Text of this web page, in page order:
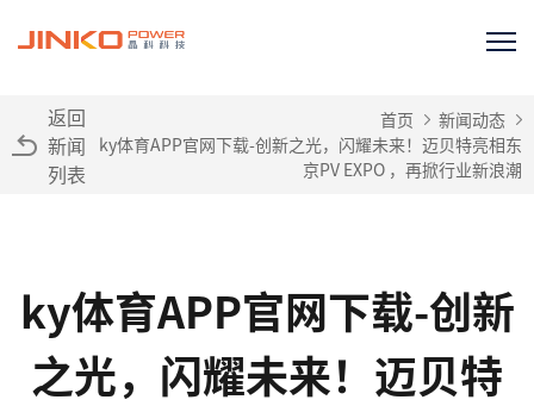
返回
新闻
列表
首页
新闻动态
ky体育APP官网下载-创新之光，闪耀未来！迈贝特亮相东
京PV EXPO ，再掀行业新浪潮
ky体育APP官网下载-创新
之光，闪耀未来！迈贝特